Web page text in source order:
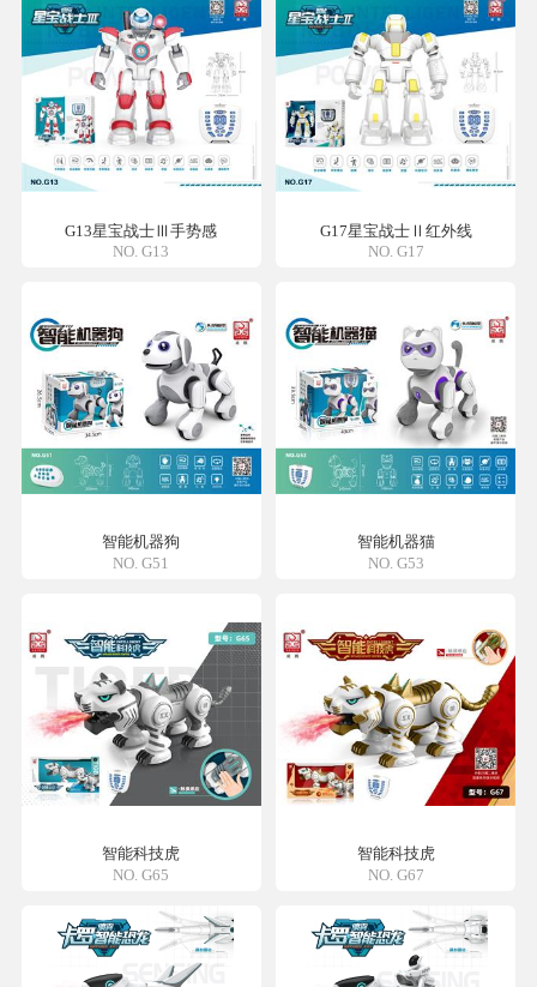
G13星宝战士Ⅲ手势感
NO. G13
G17星宝战士Ⅱ红外线
NO. G17
智能机器狗
NO. G51
智能机器猫
NO. G53
智能科技虎
NO. G65
智能科技虎
NO. G67